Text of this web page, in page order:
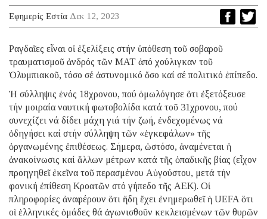
Εφημερίς Εστία Δεκ 12, 2023
Ραγδαῖες εἶναι οἱ ἐξελίξεις στήν ὑπόθεση τοῦ σοβαροῦ
τραυματισμοῦ ἀνδρός τῶν ΜΑΤ ἀπό χούλιγκαν τοῦ
Ὀλυμπιακοῦ, τόσο σέ ἀστυνομικό ὅσο καί σέ πολιτικό ἐπίπεδο.
Ἡ σύλληψις ἑνός 18χρονου, πού ὁμωλόγησε ὅτι ἐξετόξευσε
τήν μοιραία ναυτική φωτοβολίδα κατά τοῦ 31χρονου, πού
συνεχίζει νά δίδει μάχη γιά τήν ζωή, ἐνδεχομένως νά
ὁδηγήσει καί στήν σύλληψη τῶν «ἐγκεφάλων» τῆς
ὀργανωμένης ἐπιθέσεως. Σήμερα, ὡστόσο, ἀναμένεται ἡ
ἀνακοίνωσις καί ἄλλων μέτρων κατά τῆς ὀπαδικῆς βίας (εἶχον
προηγηθεῖ ἐκεῖνα τοῦ περασμένου Αὐγούστου, μετά τήν
φονική ἐπίθεση Κροατῶν στό γήπεδο τῆς ΑΕΚ). Οἱ
πληροφορίες ἀναφέρουν ὅτι ἤδη ἔχει ἐνημερωθεῖ ἡ UEFA ὅτι
οἱ ἑλληνικές ὁμάδες θά ἀγωνισθοῦν κεκλεισμένων τῶν θυρῶν